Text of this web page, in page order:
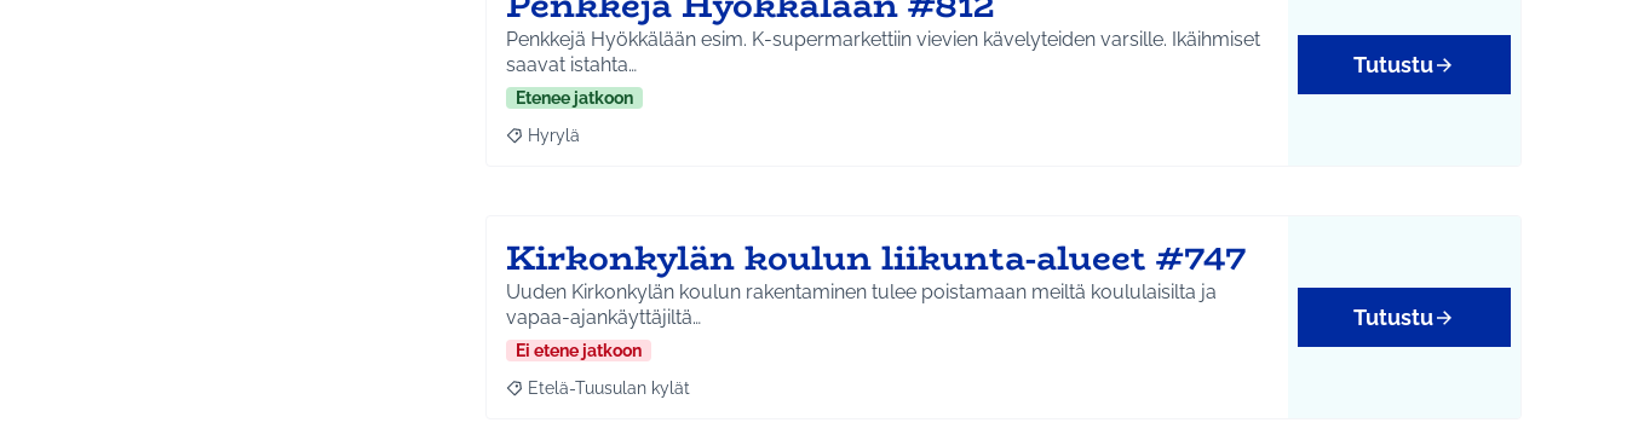
Penkkejä Hyökkälään esim. K-supermarkettiin vievien kävelyteiden varsille. Ikäihmiset
saavat istahta…
Etenee jatkoon
Rajaa tulokset aihepiirin mukaan: Hyrylä
Hyrylä
Tutustu
Kirkonkylän koulun liikunta-alueet #747
Uuden Kirkonkylän koulun rakentaminen tulee poistamaan meiltä koululaisilta ja
vapaa-ajankäyttäjiltä…
Ei etene jatkoon
Rajaa tulokset aihepiirin mukaan: Etelä-Tuusulan kylät
Etelä-Tuusulan kylät
Tutustu